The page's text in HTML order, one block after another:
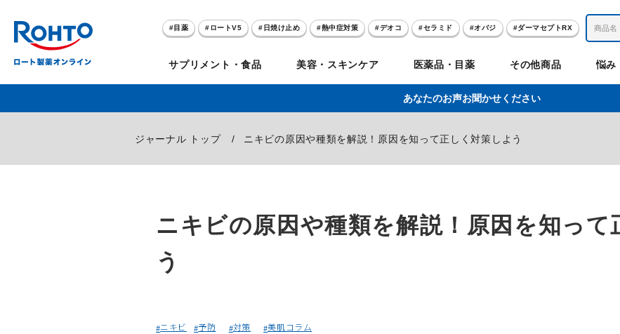
目薬 ロートV5 日焼け止め 熱中症対策 デオコ セラミド オバジ ダーマセプトRX
サプリメント・食品
セノビック ロートV5 ノビリンク 聖樹のチカラ コンドロワン 1兆個のチ
クリアビジョン ザリポ ヘリオホワイト セルアライブ みかたつぶ Demas茶
美容・スキンケア
スキオ ダーマセプトRX 糀肌 エピステーム オバジ ラッシュリ
アトレージュAD+ PRORY（プロリー） ケアセラ 50の恵 デオコ® メラノCC
医薬品・目薬
リグロ 和漢箋シリーズ アルガード Vロートプレミアム ハレス ドゥーテス
パンシロン メンソレータム 目薬 医薬品その他
その他商品 悩み
目 のお悩み 肌のお悩み 体のお悩み
ロート定期便 クレジットカード払い切替手順
あなたのお声お聞かせください
ジャーナル トップ ニキビの原因や種類を解説！原因を知って正しく対策しよう
ニキビの原因や種類を解説！原因を知って
う
ニキビ 予防 対策 美肌コラム